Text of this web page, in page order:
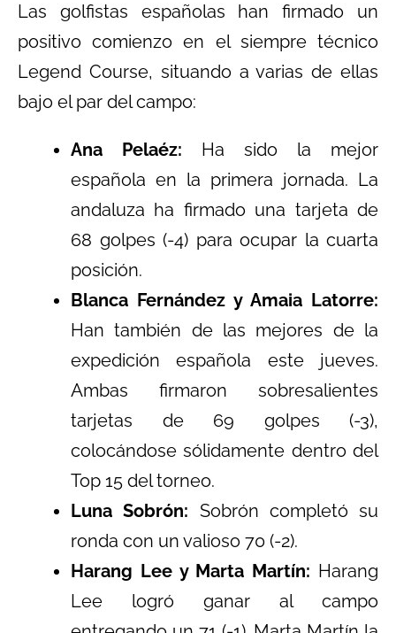
Las golfistas españolas han firmado un
positivo comienzo en el siempre técnico
Legend Course, situando a varias de ellas
bajo el par del campo:
Ana Pelaéz: Ha sido la mejor
española en la primera jornada. La
andaluza ha firmado una tarjeta de
68 golpes (-4) para ocupar la cuarta
posición.
Blanca Fernández y Amaia Latorre:
Han también de las mejores de la
expedición española este jueves.
Ambas firmaron sobresalientes
tarjetas de 69 golpes (-3),
colocándose sólidamente dentro del
Top 15 del torneo.
Luna Sobrón: Sobrón completó su
ronda con un valioso 70 (-2).
Harang Lee y Marta Martín: Harang
Lee logró ganar al campo